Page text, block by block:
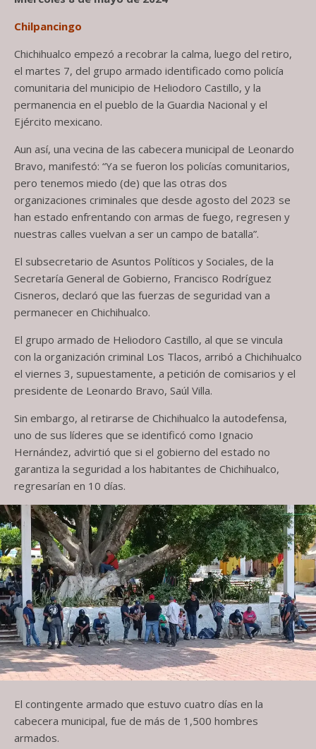
Chilpancingo
Chichihualco empezó a recobrar la calma, luego del retiro,
el martes 7, del grupo armado identificado como policía
comunitaria del municipio de Heliodoro Castillo, y la
permanencia en el pueblo de la Guardia Nacional y el
Ejército mexicano.
Aun así, una vecina de las cabecera municipal de Leonardo
Bravo, manifestó: “Ya se fueron los policías comunitarios,
pero tenemos miedo (de) que las otras dos
organizaciones criminales que desde agosto del 2023 se
han estado enfrentando con armas de fuego, regresen y
nuestras calles vuelvan a ser un campo de batalla”.
El subsecretario de Asuntos Políticos y Sociales, de la
Secretaría General de Gobierno, Francisco Rodríguez
Cisneros, declaró que las fuerzas de seguridad van a
permanecer en Chichihualco.
El grupo armado de Heliodoro Castillo, al que se vincula
con la organización criminal Los Tlacos, arribó a Chichihualco
el viernes 3, supuestamente, a petición de comisarios y el
presidente de Leonardo Bravo, Saúl Villa.
Sin embargo, al retirarse de Chichihualco la autodefensa,
uno de sus líderes que se identificó como Ignacio
Hernández, advirtió que si el gobierno del estado no
garantiza la seguridad a los habitantes de Chichihualco,
regresarían en 10 días.
El contingente armado que estuvo cuatro días en la
cabecera municipal, fue de más de 1,500 hombres
armados.